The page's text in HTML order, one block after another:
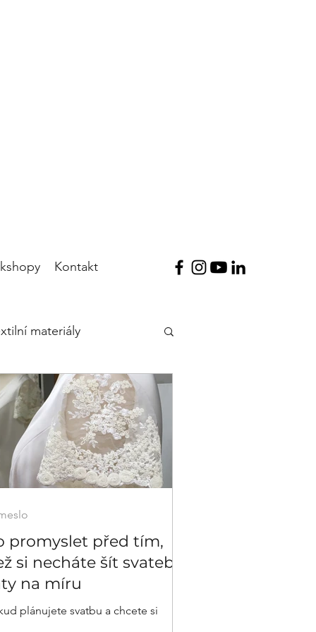
Kontakt
materiály
promyslet před tím,
si necháte šít svatební
na míru
plánujete svatbu a chcete si